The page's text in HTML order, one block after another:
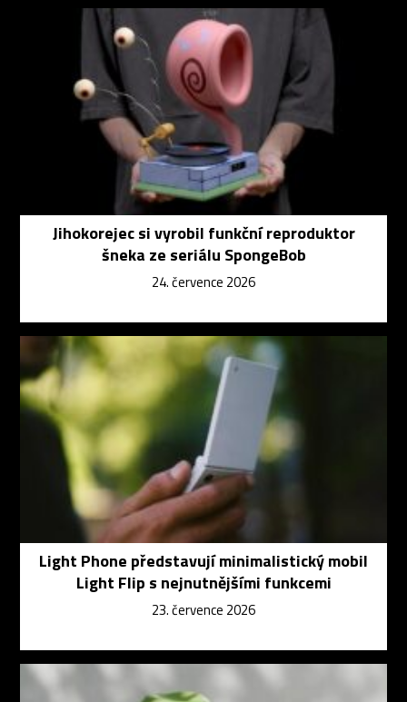
Jihokorejec si vyrobil funkční reproduktor
šneka ze seriálu SpongeBob
24. července 2026
Light Phone představují minimalistický mobil
Light Flip s nejnutnějšími funkcemi
23. července 2026